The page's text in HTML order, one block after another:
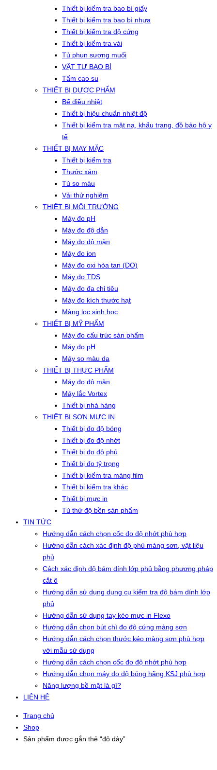
Thiết bị kiểm tra bao bì giấy
Thiết bị kiểm tra bao bì nhựa
Thiết bị kiểm tra độ cứng
Thiết bị kiểm tra vải
Tủ phun sương muối
VẬT TƯ BAO BÌ
Tấm cao su
THIẾT BỊ DƯỢC PHẨM
Bể điều nhiệt
Thiết bị hiệu chuẩn nhiệt độ
Thiết bị kiểm tra mặt nạ, khẩu trang, đồ bảo hộ y
tế
THIẾT BỊ MAY MẶC
Thiết bị kiểm tra
Thước xám
Tủ so màu
Vải thử nghiệm
THIẾT BỊ MÔI TRƯỜNG
Máy đo pH
Máy đo độ dẫn
Máy đo độ mặn
Máy đo ion
Máy đo oxi hòa tan (DO)
Máy đo TDS
Máy đo đa chỉ tiêu
Máy đo kích thước hạt
Màng lọc sinh học
THIẾT BỊ MỸ PHẨM
Máy đo cấu trúc sản phẩm
Máy đo pH
Máy so màu da
THIẾT BỊ THỰC PHẨM
Máy đo độ mặn
Máy lắc Vortex
Thiết bị nhà hàng
THIẾT BỊ SƠN MỰC IN
Thiết bị đo độ bóng
Thiết bị đo độ nhớt
Thiết bị đo độ phủ
Thiết bị đo tỷ trọng
Thiết bị kiểm tra màng film
Thiết bị kiểm tra khác
Thiết bị mực in
Tủ thử độ bền sản phẩm
TIN TỨC
Hướng dẫn cách chọn cốc đo độ nhớt phù hợp
Hướng dẫn cách xác định độ phủ màng sơn, vật liệu
phủ
Cách xác định độ bám dính lớp phủ bằng phương pháp
cắt ô
Hướng dẫn sử dụng dụng cụ kiểm tra độ bám dính lớp
phủ
Hướng dẫn sử dụng tay kéo mực in Flexo
Hướng dẫn chọn bút chì đo độ cứng màng sơn
Hướng dẫn cách chọn thước kéo màng sơn phù hợp
với mẫu sử dụng
Hướng dẫn cách chọn cốc đo độ nhớt phù hợp
Hướng dẫn chọn máy đo độ bóng hãng KSJ phù hợp
Năng lượng bề mặt là gì?
LIÊN HỆ
Trang chủ
Shop
Sản phẩm được gắn thẻ “độ dày”